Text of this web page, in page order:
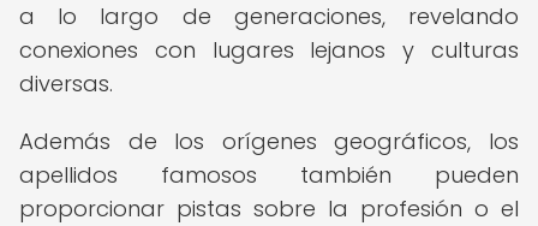
a lo largo de generaciones, revelando
conexiones con lugares lejanos y culturas
diversas.
Además de los orígenes geográficos, los
apellidos famosos también pueden
proporcionar pistas sobre la profesión o el